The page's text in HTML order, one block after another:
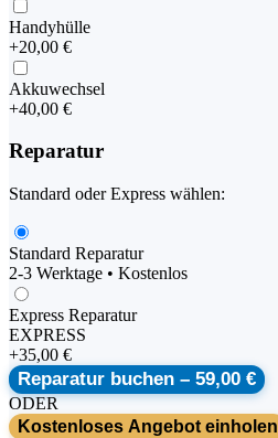
Handyhülle
+20,00 €
Akkuwechsel
+40,00 €
Reparatur
Standard oder Express wählen:
Standard Reparatur
2-3 Werktage • Kostenlos
Express Reparatur
EXPRESS
+35,00 €
Reparatur buchen – 59,00 €
ODER
Kostenloses Angebot einholen